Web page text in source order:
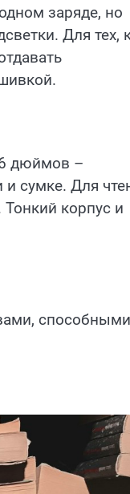
заряде, но
Для тех,
дюймов –
сумке. Для
корпус и